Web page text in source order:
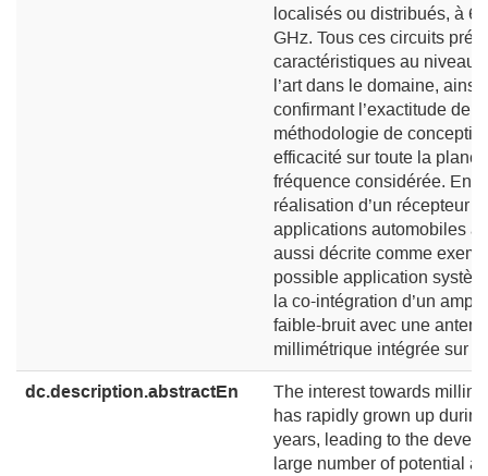
localisés ou distribués, à
GHz. Tous ces circuits
caractéristiques au niveau
l’art dans le domaine, ainsi
confirmant l’exactitude de la
méthodologie de
efficacité sur toute la
fréquence considérée. En
réalisation d’un récepteur
applications automobiles à
aussi décrite comme
possible application
la co-intégration d’un
faible-bruit avec une
millimétrique intégrée sur
dc.description.abstractEn
The interest towards
has rapidly grown up
years, leading to the
large number of potential